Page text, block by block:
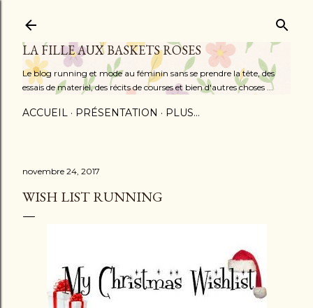
LA FILLE AUX BASKETS ROSES
Le blog running et mode au féminin sans se prendre la tête, des
essais de materiel, des récits de courses et bien d'autres choses ...
ACCUEIL PRÉSENTATION PLUS…
novembre 24, 2017
WISH LIST RUNNING